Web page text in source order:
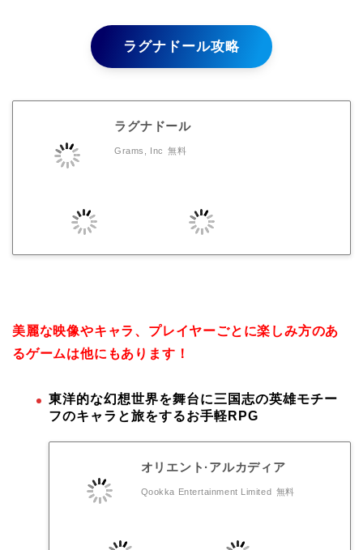
ラグナドール攻略
ラグナドール
Grams, Inc 無料
美麗な映像やキャラ、プレイヤーごとに楽しみ方のあ
るゲームは他にもあります！
東洋的な幻想世界を舞台に三国志の英雄モチー
フのキャラと旅をするお手軽RPG
オリエント·アルカディア
Qookka Entertainment Limited 無料